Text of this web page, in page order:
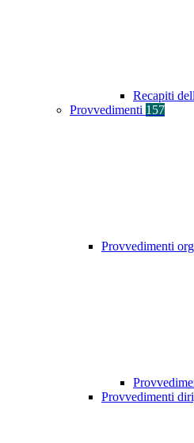
Recapiti
Provvedimenti 157
Provvedimenti
Provvedimenti